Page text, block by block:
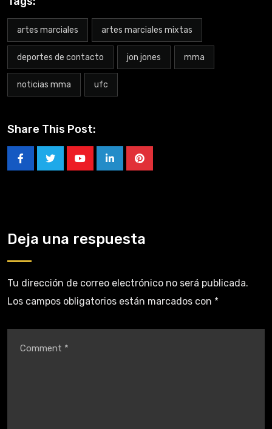
artes marciales artes marciales mixtas
deportes de contacto jon jones mma
noticias mma ufc
Share This Post:
Deja una respuesta
Tu dirección de correo electrónico no será publicada.
Los campos obligatorios están marcados con *